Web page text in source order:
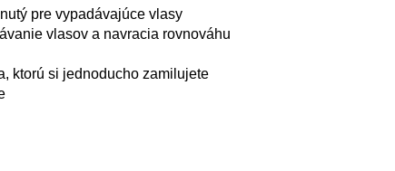
pre vypadávajúce vlasy
vlasov a navracia rovnováhu
ktorú si jednoducho zamilujete